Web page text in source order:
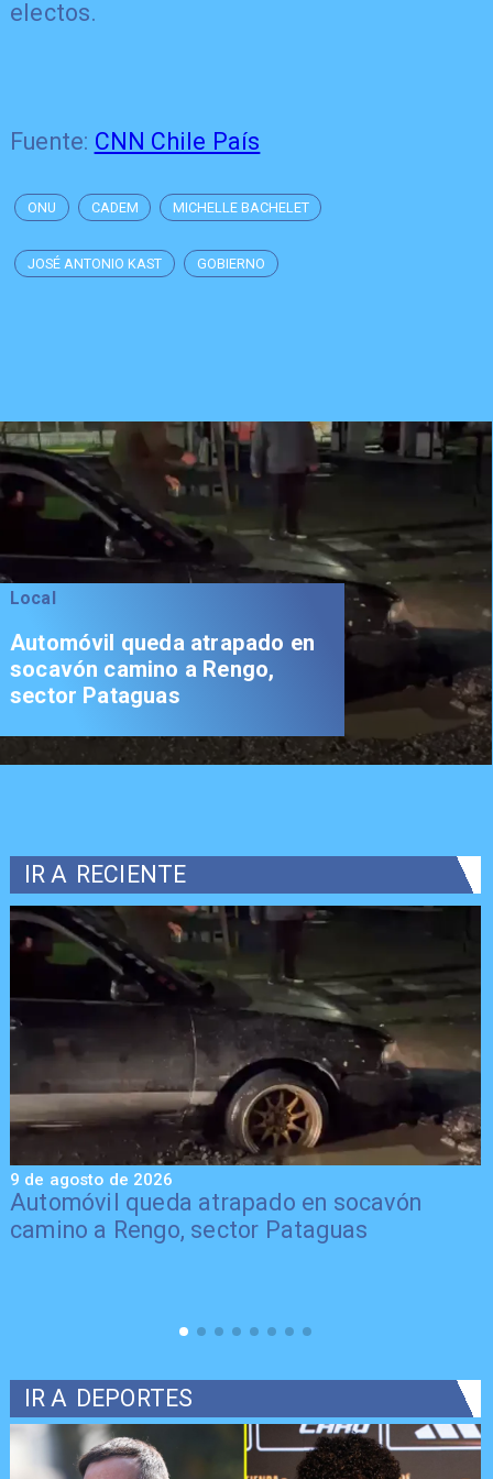
electos.
Fuente: CNN Chile País
ONU CADEM MICHELLE BACHELET
JOSÉ ANTONIO KAST GOBIERNO
Local
Automóvil queda atrapado en
socavón camino a Rengo,
sector Pataguas
IR A RECIENTE
Automóvil queda atrapado en socavón
camino a Rengo, sector Pataguas
9 de agosto de 2026
IR A DEPORTES